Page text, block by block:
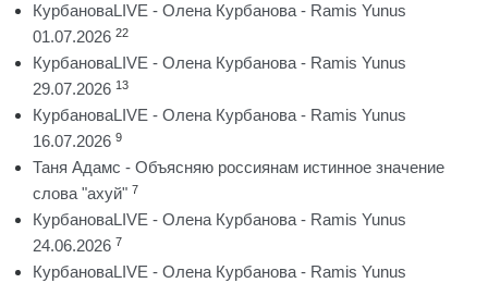
КурбановаLIVE - Олена Курбанова - Ramis Yunus
01.07.2026 22
КурбановаLIVE - Олена Курбанова - Ramis Yunus
29.07.2026 13
КурбановаLIVE - Олена Курбанова - Ramis Yunus
16.07.2026 9
Таня Адамс - Объясняю россиянам истинное значение
слова "ахуй" 7
КурбановаLIVE - Олена Курбанова - Ramis Yunus
24.06.2026 7
КурбановаLIVE - Олена Курбанова - Ramis Yunus